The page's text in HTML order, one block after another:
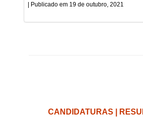
19 de outubro, 2021
CANDIDATURAS |